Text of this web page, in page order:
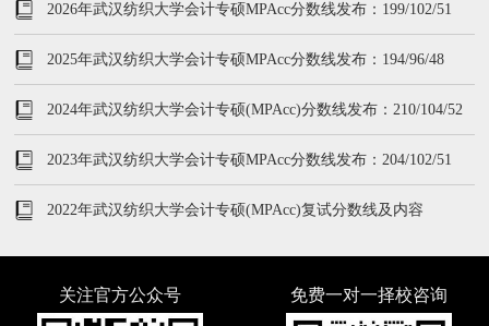
2026年武汉纺织大学会计专硕MPAcc分数线发布：199/102/51
2025年武汉纺织大学会计专硕MPAcc分数线发布：194/96/48
2024年武汉纺织大学会计专硕(MPAcc)分数线发布：210/104/52
2023年武汉纺织大学会计专硕MPAcc分数线发布：204/102/51
2022年武汉纺织大学会计专硕(MPAcc)复试分数线及内容
关注官方公众号 免费一对一择校咨询